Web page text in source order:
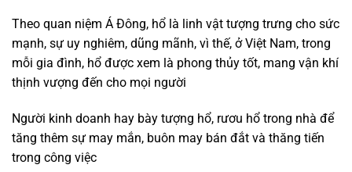
Theo quan niệm Á Đông, hổ là linh vật tượng trưng cho sức
mạnh, sự uy nghiêm, dũng mãnh, vì thế, ở Việt Nam, trong
mỗi gia đình, hổ được xem là phong thủy tốt, mang vận khí
thịnh vượng đến cho mọi người
Người kinh doanh hay bày tượng hổ, rươu hổ trong nhà để
tăng thêm sự may mắn, buôn may bán đắt và thăng tiến
trong công việc